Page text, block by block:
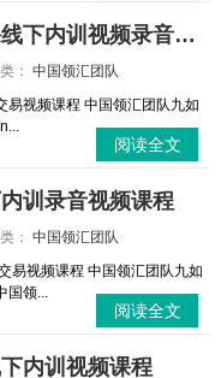
中国领汇团队2015年亚飞面授课线下内训视频录音后期复盘课
： 中国领汇团队
视频课程 中国领汇团队九如
阅读全文
训录音视频课程
： 中国领汇团队
易视频课程 中国领汇团队九如
国领...
阅读全文
内训视频课程